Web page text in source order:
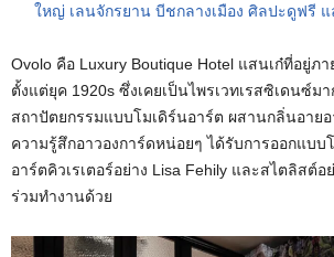
ใหญ่ เลนจักรยาน บีชกลางเมือง ศิลปะดูฟรี
Ovolo คือ Luxury Boutique Hotel แสนเก๋ที่อยู่ภา
ตั้งแต่ยุค 1920s ซึ่งเคยเป็นไพรเวทเรสซิเดนซ์ม
สถาปัตยกรรมแบบโมเดิร์นอาร์ต ผสานกลิ่นอายอ
ความรู้สึกอาวองการ์ดหน่อยๆ ได้รับการออกแบบ
อาร์ตคิวเรเตอร์อย่าง Lisa Fehily และสไตลิสต์อ
ร่วมทำงานด้วย